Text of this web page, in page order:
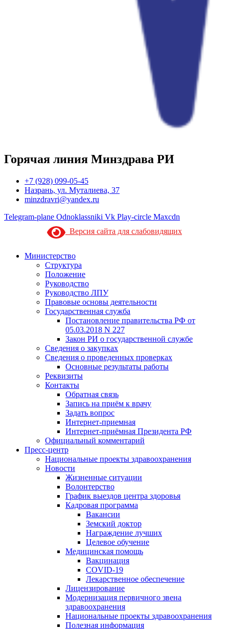
Горячая линия Минздрава РИ
+7 (928) 099-05-45
Назрань, ул. Муталиева, 37
minzdravri@yandex.ru
Telegram-plane Odnoklassniki Vk Play-circle Maxcdn
Версия сайта для слабовидящих
Министерство
Структура
Положение
Руководство
Руководство ЛПУ
Правовые основы деятельности
Государственная служба
Постановление правительства РФ от
05.03.2018 N 227
Закон РИ о государственной службе
Сведения о закупках
Сведения о проведенных проверках
Основные результаты работы
Реквизиты
Контакты
Обратная связь
Запись на приём к врачу
Задать вопрос
Интернет-приемная
Интернет-приёмная Президента РФ
Официальный комментарий
Пресс-центр
Национальные проекты здравоохранения
Новости
Жизненные ситуации
Волонтерство
График выездов центра здоровья
Кадровая программа
Вакансии
Земский доктор
Награждение лучших
Целевое обучение
Медицинская помощь
Вакцинация
COVID-19
Лекарственное обеспечение
Лицензирование
Модернизация первичного звена
здравоохранения
Национальные проекты здравоохранения
Полезная информация